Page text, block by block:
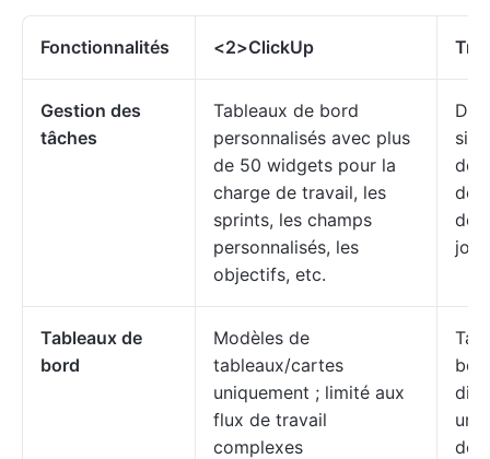
Fonctionnalités <2>ClickUp
Gestion des
tâches
Tableaux de bord
personnalisés avec plus
de 50 widgets pour la
charge de travail, les
sprints, les champs
personnalisés, les
objectifs, etc.
des
des
des
Tableaux de
bord
Modèles de
tableaux/cartes
uniquement ; limité aux
flux de travail
complexes
des